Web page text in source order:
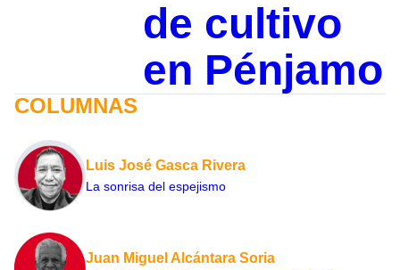
de cultivo
en Pénjamo
COLUMNAS
Luis José Gasca Rivera
La sonrisa del espejismo
Juan Miguel Alcántara Soria